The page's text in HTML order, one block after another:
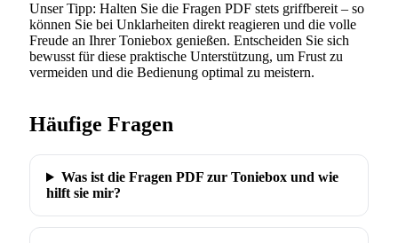
Unser Tipp: Halten Sie die Fragen PDF stets griffbereit – so
können Sie bei Unklarheiten direkt reagieren und die volle
Freude an Ihrer Toniebox genießen. Entscheiden Sie sich
bewusst für diese praktische Unterstützung, um Frust zu
vermeiden und die Bedienung optimal zu meistern.
Häufige Fragen
Was ist die Fragen PDF zur Toniebox und wie
hilft sie mir?